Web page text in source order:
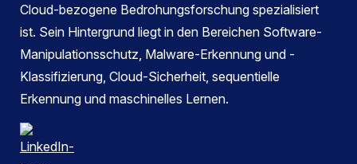
Cloud-bezogene Bedrohungsforschung spezialisiert
ist. Sein Hintergrund liegt in den Bereichen Software-
Manipulationsschutz, Malware-Erkennung und -
Klassifizierung, Cloud-Sicherheit, sequentielle
Erkennung und maschinelles Lernen.